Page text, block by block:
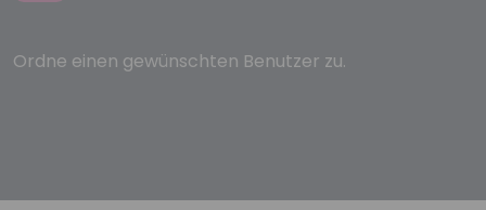
Ordne einen gewünschten Benutzer zu.